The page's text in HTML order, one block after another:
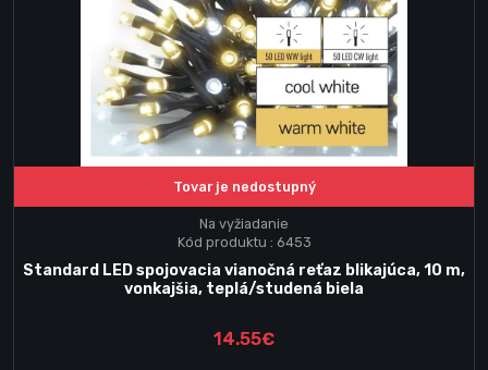
Tovar je nedostupný
Na vyžiadanie
Kód produktu : 6453
Standard LED spojovacia vianočná reťaz blikajúca, 10 m,
vonkajšia, teplá/studená biela
14.55€